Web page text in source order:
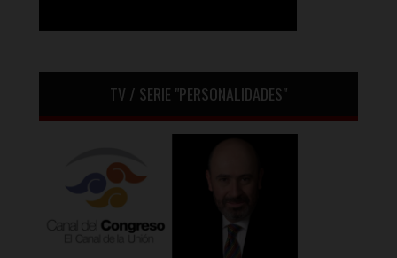
TV / SERIE "PERSONALIDADES"